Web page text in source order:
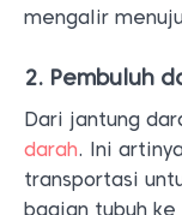
mengalir
2. Pembuluh
Dari jantung
darah. Ini
transportasi
bagian tubuh